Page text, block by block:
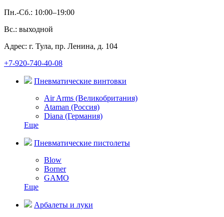
Пн.-Сб.: 10:00–19:00
Вс.: выходной
Адрес: г. Тула, пр. Ленина, д. 104
+7-920-740-40-08
Пневматические винтовки
Air Arms (Великобритания)
Ataman (Россия)
Diana (Германия)
Еще
Пневматические пистолеты
Blow
Borner
GAMO
Еще
Арбалеты и луки